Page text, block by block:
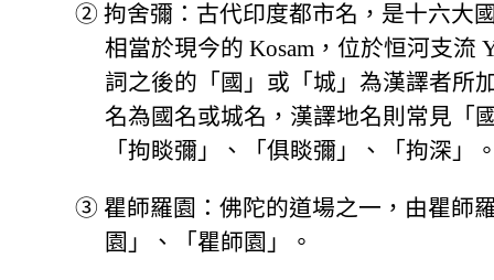
② 拘舍彌：古代印度都市名，是十六大
相當於現今的 Kosam，位於恒河支流
詞之後的「國」或「城」為漢譯者所
名為國名或城名，漢譯地名則常見「
「拘睒彌」、「俱睒彌」、「拘深」
③ 瞿師羅園：佛陀的道場之一，由瞿師
園」、「瞿師園」。